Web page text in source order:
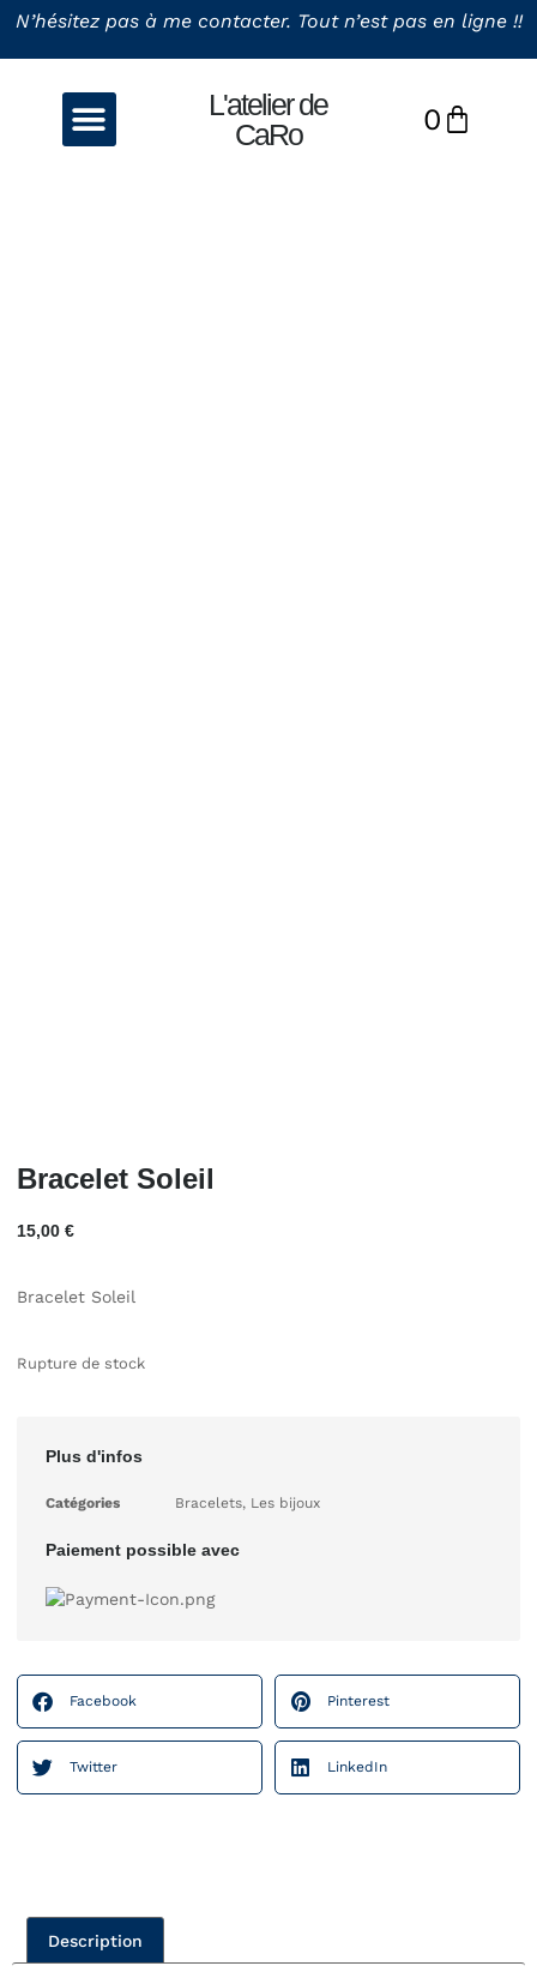
N’hésitez pas à me contacter. Tout n’est pas en ligne !!
L'atelier de
CaRo
0
Bracelet Soleil
15,00 €
Bracelet Soleil
Rupture de stock
Plus d'infos
Catégories Bracelets, Les bijoux
Paiement possible avec
Facebook Pinterest
Twitter LinkedIn
Description